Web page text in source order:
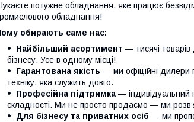
потужне обладнання, яке працює
обладнання!
обирають саме нас:
Найбільший асортимент — тисячі товарів
бізнесу. Усе в одному місці!
Гарантована якість — ми офіційні дилери
техніку, яка служить довго.
Професійна підтримка — індивідуальний
складності. Ми не просто продаємо — ми
Для бізнесу та приватних осіб — ми